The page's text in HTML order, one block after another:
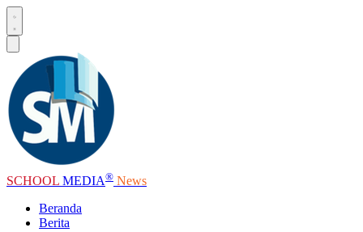
SCHOOL MEDIA® News
Beranda
Berita